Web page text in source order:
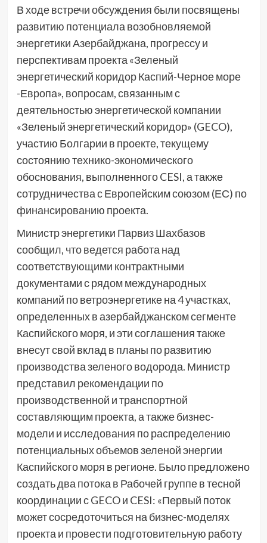
В ходе встречи обсуждения были посвящены
развитию потенциала возобновляемой
энергетики Азербайджана, прогрессу и
перспективам проекта «Зеленый
энергетический коридор Каспий-Черное море
-Европа», вопросам, связанным с
деятельностью энергетической компании
«Зеленый энергетический коридор» (GECO),
участию Болгарии в проекте, текущему
состоянию технико-экономического
обоснования, выполненного CESI, а также
сотрудничества с Европейским союзом (ЕС) по
финансированию проекта.
Министр энергетики Парвиз Шахбазов
сообщил, что ведется работа над
соответствующими контрактными
документами с рядом международных
компаний по ветроэнергетике на 4 участках,
определенных в азербайджанском сегменте
Каспийского моря, и эти соглашения также
внесут свой вклад в планы по развитию
производства зеленого водорода. Министр
представил рекомендации по
производственной и транспортной
составляющим проекта, а также бизнес-
модели и исследования по распределению
потенциальных объемов зеленой энергии
Каспийского моря в регионе. Было предложено
создать два потока в Рабочей группе в тесной
координации с GECO и CESI: «Первый поток
может сосредоточиться на бизнес-моделях
проекта и провести подготовительную работу